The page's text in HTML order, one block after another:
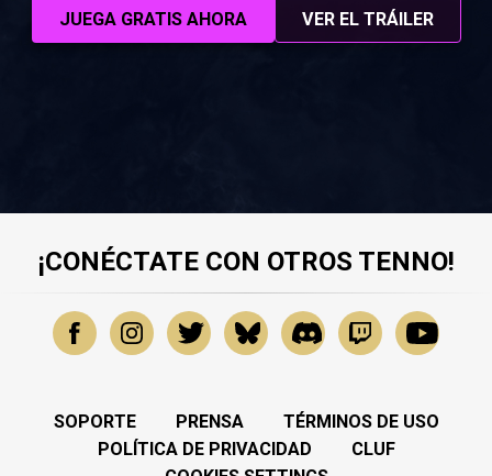
JUEGA GRATIS AHORA VER EL TRÁILER
¡CONÉCTATE CON OTROS TENNO!
SOPORTE PRENSA
TÉRMINOS DE USO
POLÍTICA DE PRIVACIDAD
CLUF